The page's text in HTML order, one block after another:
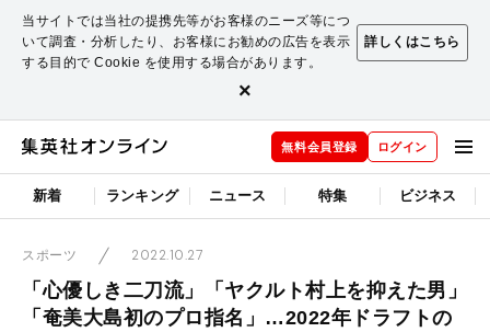
当サイトでは当社の提携先等がお客様のニーズ等につ
いて調査・分析したり、お客様にお勧めの広告を表示
する目的で Cookie を使用する場合があります。
詳しくはこちら
×
無料会員登録 ログイン
新着 ランキング ニュース 特集 ビジネス
スポーツ 2022.10.27
「心優しき二刀流」「ヤクルト村上を抑えた男」
「奄美大島初のプロ指名」…2022年ドラフトの